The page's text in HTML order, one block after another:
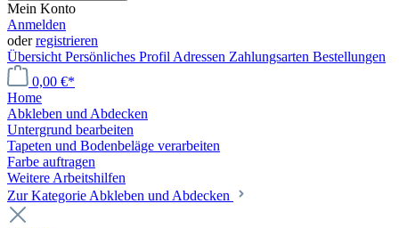
Mein Konto
Anmelden
oderregistrieren
Übersicht Persönliches Profil Adressen Zahlungsarten Bestellungen
0,00 €*
Home
Abkleben und Abdecken
Untergrund bearbeiten
Tapeten und Bodenbeläge verarbeiten
Farbe auftragen
Weitere Arbeitshilfen
Zur Kategorie Abkleben und Abdecken